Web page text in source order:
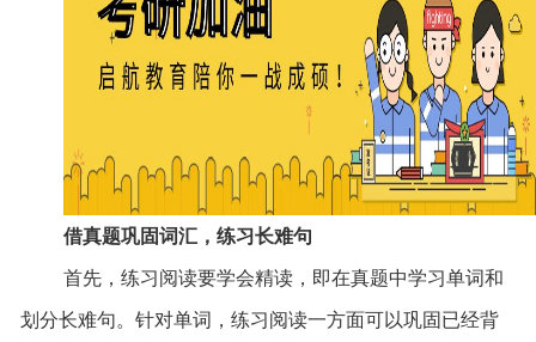
借真题巩固词汇，练习长难句
首先，练习阅读要学会精读，即在真题中学习单词和
划分长难句。针对单词，练习阅读一方面可以巩固已经背